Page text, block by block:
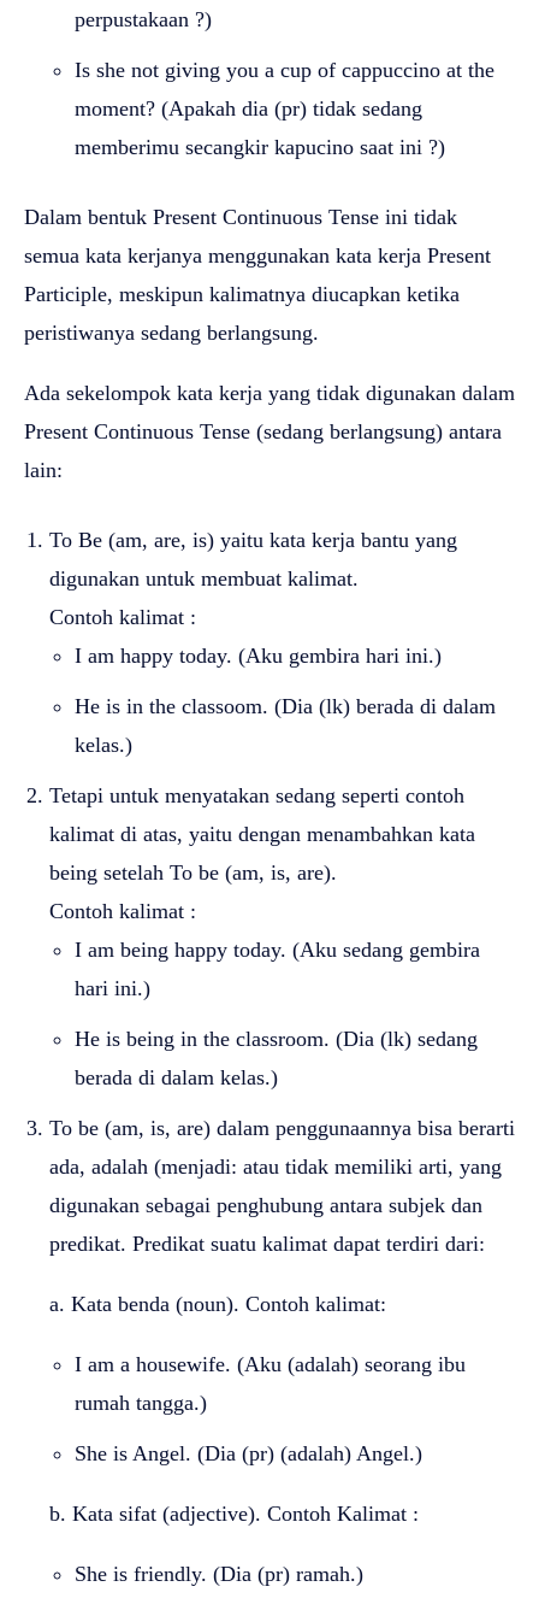
perpustakaan ?)
Is she not giving you a cup of cappuccino at the
moment? (Apakah dia (pr) tidak sedang
memberimu secangkir kapucino saat ini ?)
Dalam bentuk Present Continuous Tense ini tidak
semua kata kerjanya menggunakan kata kerja Present
Participle, meskipun kalimatnya diucapkan ketika
peristiwanya sedang berlangsung.
Ada sekelompok kata kerja yang tidak digunakan dalam
Present Continuous Tense (sedang berlangsung) antara
lain:
To Be (am, are, is) yaitu kata kerja bantu yang
digunakan untuk membuat kalimat.
Contoh kalimat :
I am happy today. (Aku gembira hari ini.)
He is in the classoom. (Dia (lk) berada di dalam
kelas.)
Tetapi untuk menyatakan sedang seperti contoh
kalimat di atas, yaitu dengan menambahkan kata
being setelah To be (am, is, are).
Contoh kalimat :
I am being happy today. (Aku sedang gembira
hari ini.)
He is being in the classroom. (Dia (lk) sedang
berada di dalam kelas.)
To be (am, is, are) dalam penggunaannya bisa berarti
ada, adalah (menjadi: atau tidak memiliki arti, yang
digunakan sebagai penghubung antara subjek dan
predikat. Predikat suatu kalimat dapat terdiri dari:
a. Kata benda (noun). Contoh kalimat:
I am a housewife. (Aku (adalah) seorang ibu
rumah tangga.)
She is Angel. (Dia (pr) (adalah) Angel.)
b. Kata sifat (adjective). Contoh Kalimat :
She is friendly. (Dia (pr) ramah.)